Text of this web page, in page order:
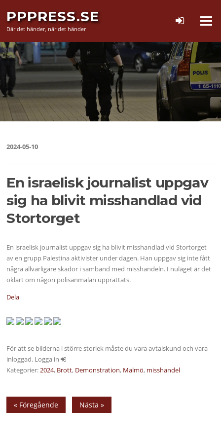
innehåll
PPPRESS.SE
Där det händer, när det händer
Meny
2024-05-10
En israelisk journalist uppgav
sig ha blivit misshandlad vid
Stortorget
En israelisk journalist uppgav sig ha blivit misshandlad vid Stortorget
av en grupp Palestina aktivister under dagen. Han uppgav sig inte fått
några allvarligare skador i samband med misshandeln. I nuläget är det
oklart om någon polisanmälan upprättats.
Dela
För att se bilderna i större storlek måste du vara avtalskund och vara
inloggad. Logga in
Kategorier:2024, Brott, Demonstration, Malmö, misshandel
« Föregående Nästa »